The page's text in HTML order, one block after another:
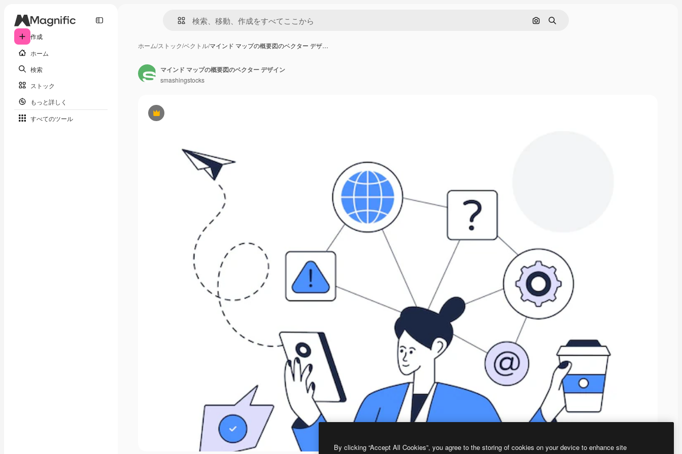
作成
ホーム
検索
ストック
もっと詳しく
すべてのツール
画像で検索
検索
ホーム/ストック/ベクトル/マインド マップの概要図のベクター デザ…
Premium
マインド マップの概要図のベクター デザイン
smashingstocks
By clicking “Accept All Cookies”, you agree to the storing of cookies on your device to enhance site